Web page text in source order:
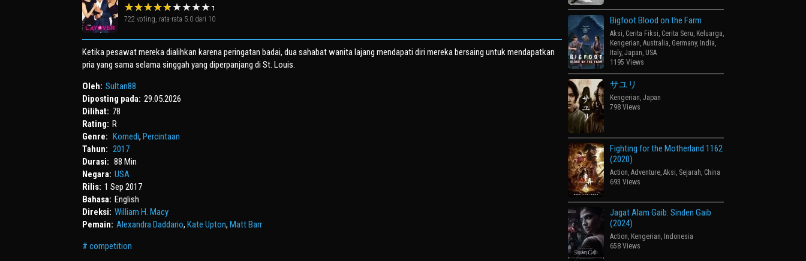
722 voting, rata-rata 5.0 dari 10
Ketika pesawat mereka dialihkan karena peringatan badai, dua sahabat wanita lajang mendapati diri mereka bersaing untuk mendapatkan
pria yang sama selama singgah yang diperpanjang di St. Louis.
Oleh: Sultan88
Diposting pada: 29.05.2026
Dilihat: 78
Rating: R
Genre: Komedi, Percintaan
Tahun: 2017
Durasi: 88 Min
Negara: USA
Rilis: 1 Sep 2017
Bahasa: English
Direksi: William H. Macy
Pemain: Alexandra Daddario, Kate Upton, Matt Barr
competition
Bigfoot Blood on the Farm
Aksi, Cerita Fiksi, Cerita Seru, Keluarga,
Kengerian, Australia, Germany, India,
Italy, Japan, USA
1195 Views
サユリ
Kengerian, Japan
798 Views
Fighting for the Motherland 1162
(2020)
Action, Adventure, Aksi, Sejarah, China
693 Views
Jagat Alam Gaib: Sinden Gaib
(2024)
Action, Kengerian, Indonesia
658 Views